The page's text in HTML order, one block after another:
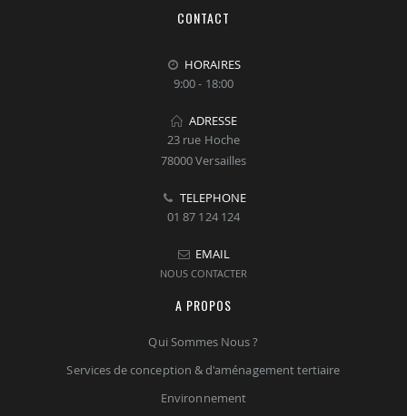
CONTACT
HORAIRES
9:00 - 18:00
ADRESSE
23 rue Hoche
78000 Versailles
TELEPHONE
01 87 124 124
EMAIL
NOUS CONTACTER
A PROPOS
Qui Sommes Nous ?
Services de conception & d'aménagement tertiaire
Environnement